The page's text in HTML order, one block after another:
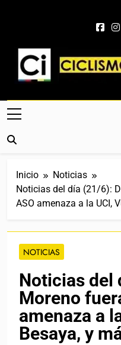
Ciclismo
Web Dedicada Al
Crónicas, Previas Y
Inicio
Noticias
Noticias del día (21/6):
ASO amenaza a la UCI,
NOTICIAS
Noticias del
Moreno
amenaza a
Besaya, y